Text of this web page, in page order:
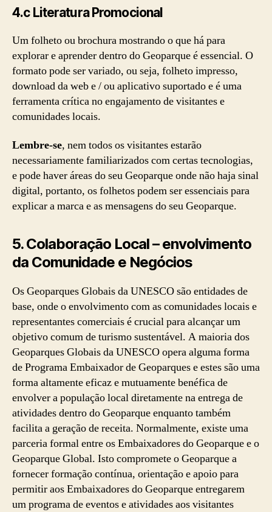
4.c Literatura Promocional
Um folheto ou brochura mostrando o que há para
explorar e aprender dentro do Geoparque é essencial. O
formato pode ser variado, ou seja, folheto impresso,
download da web e / ou aplicativo suportado e é uma
ferramenta crítica no engajamento de visitantes e
comunidades locais.
Lembre-se, nem todos os visitantes estarão
necessariamente familiarizados com certas tecnologias,
e pode haver áreas do seu Geoparque onde não haja sinal
digital, portanto, os folhetos podem ser essenciais para
explicar a marca e as mensagens do seu Geoparque.
5.Colaboração Local – envolvimento
da Comunidade e Negócios
Os Geoparques Globais da UNESCO são entidades de
base, onde o envolvimento com as comunidades locais e
representantes comerciais é crucial para alcançar um
objetivo comum de turismo sustentável. A maioria dos
Geoparques Globais da UNESCO opera alguma forma
de Programa Embaixador de Geoparques e estes são uma
forma altamente eficaz e mutuamente benéfica de
envolver a população local diretamente na entrega de
atividades dentro do Geoparque enquanto também
facilita a geração de receita. Normalmente, existe uma
parceria formal entre os Embaixadores do Geoparque e o
Geoparque Global. Isto compromete o Geoparque a
fornecer formação contínua, orientação e apoio para
permitir aos Embaixadores do Geoparque entregarem
um programa de eventos e atividades aos visitantes